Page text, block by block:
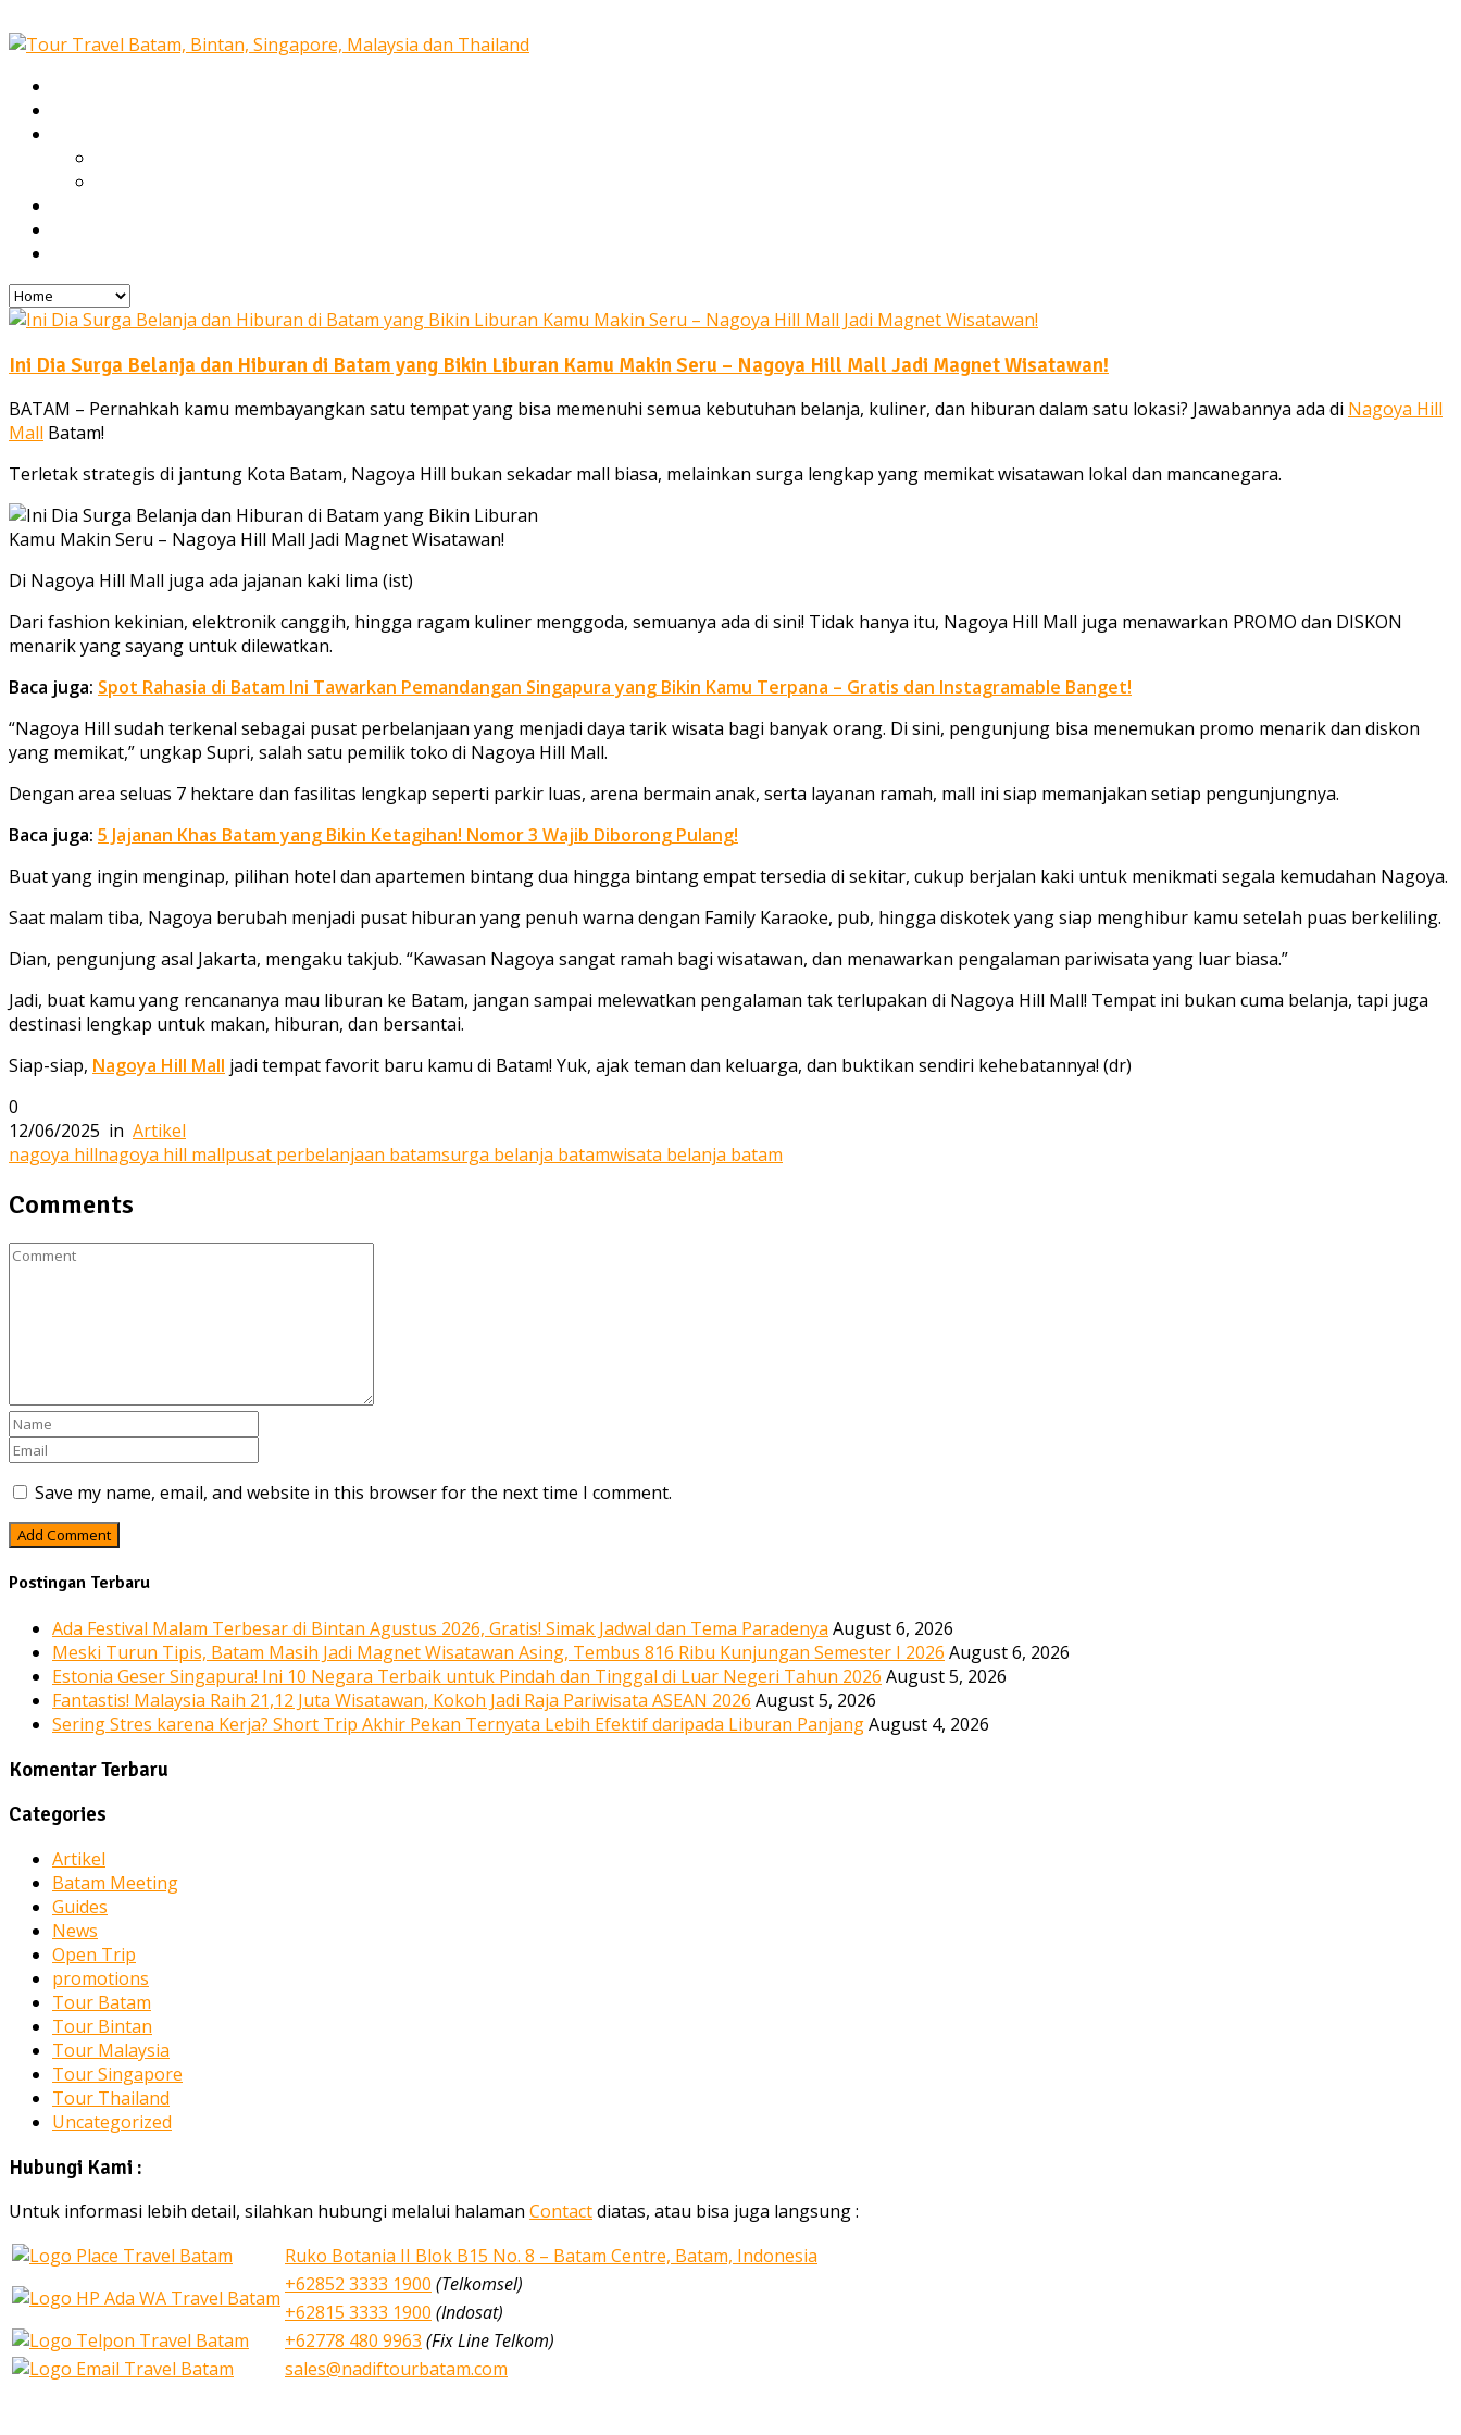
Ini Dia Surga Belanja dan Hiburan di Batam yang Bikin Liburan Kamu Makin Seru – Nagoya Hill Mall Jadi Magnet Wisatawan!
BATAM – Pernahkah kamu membayangkan satu tempat yang bisa memenuhi semua kebutuhan belanja, kuliner, dan hiburan dalam satu lokasi? Jawabannya ada di Nagoya Hill
Mall Batam!
Terletak strategis di jantung Kota Batam, Nagoya Hill bukan sekadar mall biasa, melainkan surga lengkap yang memikat wisatawan lokal dan mancanegara.
Di Nagoya Hill Mall juga ada jajanan kaki lima (ist)
Dari fashion kekinian, elektronik canggih, hingga ragam kuliner menggoda, semuanya ada di sini! Tidak hanya itu, Nagoya Hill Mall juga menawarkan PROMO dan DISKON
menarik yang sayang untuk dilewatkan.
Baca juga: Spot Rahasia di Batam Ini Tawarkan Pemandangan Singapura yang Bikin Kamu Terpana – Gratis dan Instagramable Banget!
“Nagoya Hill sudah terkenal sebagai pusat perbelanjaan yang menjadi daya tarik wisata bagi banyak orang. Di sini, pengunjung bisa menemukan promo menarik dan diskon
yang memikat,” ungkap Supri, salah satu pemilik toko di Nagoya Hill Mall.
Dengan area seluas 7 hektare dan fasilitas lengkap seperti parkir luas, arena bermain anak, serta layanan ramah, mall ini siap memanjakan setiap pengunjungnya.
Baca juga: 5 Jajanan Khas Batam yang Bikin Ketagihan! Nomor 3 Wajib Diborong Pulang!
Buat yang ingin menginap, pilihan hotel dan apartemen bintang dua hingga bintang empat tersedia di sekitar, cukup berjalan kaki untuk menikmati segala kemudahan Nagoya.
Saat malam tiba, Nagoya berubah menjadi pusat hiburan yang penuh warna dengan Family Karaoke, pub, hingga diskotek yang siap menghibur kamu setelah puas berkeliling.
Dian, pengunjung asal Jakarta, mengaku takjub. “Kawasan Nagoya sangat ramah bagi wisatawan, dan menawarkan pengalaman pariwisata yang luar biasa.”
Jadi, buat kamu yang rencananya mau liburan ke Batam, jangan sampai melewatkan pengalaman tak terlupakan di Nagoya Hill Mall! Tempat ini bukan cuma belanja, tapi juga
destinasi lengkap untuk makan, hiburan, dan bersantai.
Siap-siap, Nagoya Hill Mall jadi tempat favorit baru kamu di Batam! Yuk, ajak teman dan keluarga, dan buktikan sendiri kehebatannya! (dr)
0
12/06/2025 in Artikel
nagoya hillnagoya hill mallpusat perbelanjaan batamsurga belanja batamwisata belanja batam
Comments
Save my name, email, and website in this browser for the next time I comment.
Postingan Terbaru
Ada Festival Malam Terbesar di Bintan Agustus 2026, Gratis! Simak Jadwal dan Tema Paradenya August 6, 2026
Meski Turun Tipis, Batam Masih Jadi Magnet Wisatawan Asing, Tembus 816 Ribu Kunjungan Semester I 2026 August 6, 2026
Estonia Geser Singapura! Ini 10 Negara Terbaik untuk Pindah dan Tinggal di Luar Negeri Tahun 2026 August 5, 2026
Fantastis! Malaysia Raih 21,12 Juta Wisatawan, Kokoh Jadi Raja Pariwisata ASEAN 2026 August 5, 2026
Sering Stres karena Kerja? Short Trip Akhir Pekan Ternyata Lebih Efektif daripada Liburan PanjangAugust 4, 2026
Komentar Terbaru
Categories
Artikel
Batam Meeting
Guides
News
Open Trip
promotions
Tour Batam
Tour Bintan
Tour Malaysia
Tour Singapore
Tour Thailand
Uncategorized
Hubungi Kami :
Untuk informasi lebih detail, silahkan hubungi melalui halaman Contactdiatas, atau bisa juga langsung :
Ruko Botania II Blok B15 No. 8 – Batam Centre, Batam, Indonesia
+62852 3333 1900 (Telkomsel)
+62815 3333 1900 (Indosat)
+62778 480 9963 (Fix Line Telkom)
sales@nadiftourbatam.com